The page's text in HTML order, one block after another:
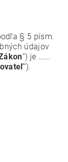
§ 5 písm.
údajov
“) je …….
“).